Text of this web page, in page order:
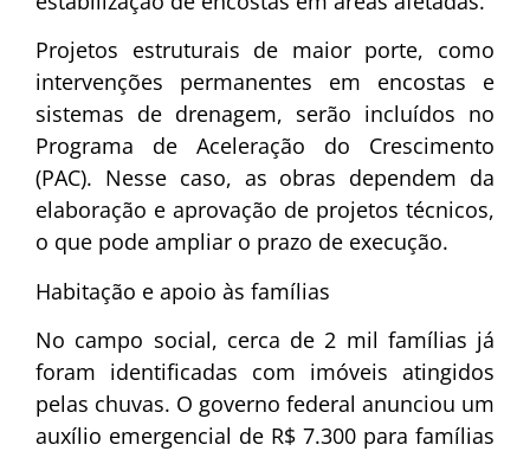
Projetos estruturais de maior porte, como
intervenções permanentes em encostas e
sistemas de drenagem, serão incluídos no
Programa de Aceleração do Crescimento
(PAC). Nesse caso, as obras dependem da
elaboração e aprovação de projetos técnicos,
o que pode ampliar o prazo de execução.
Habitação e apoio às famílias
No campo social, cerca de 2 mil famílias já
foram identificadas com imóveis atingidos
pelas chuvas. O governo federal anunciou um
auxílio emergencial de R$ 7.300 para famílias